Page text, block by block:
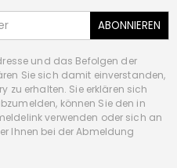
ABONNIEREN
und das Befolgen der
Sie sich damit einverstanden,
zu erhalten. Sie erklären sich
können Sie den in
verwenden oder sich an
Ihnen bei der Abmeldung